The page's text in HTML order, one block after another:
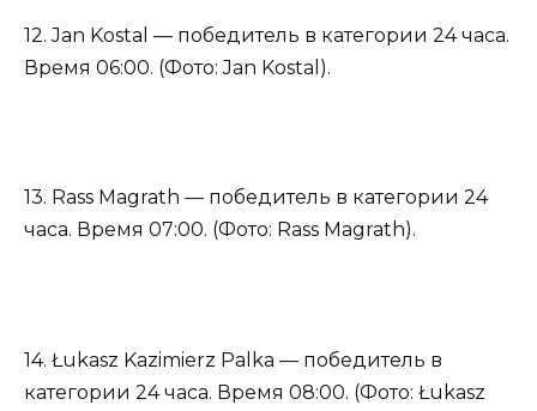
12. Jan Kostal — победитель в категории 24 часа.
Время 06:00. (Фото: Jan Kostal).
13. Rass Magrath — победитель в категории 24
часа. Время 07:00. (Фото: Rass Magrath).
14. Łukasz Kazimierz Palka — победитель в
категории 24 часа. Время 08:00. (Фото: Łukasz